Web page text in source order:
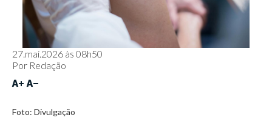
27.mai.2026 às 08h50
Por Redação
Foto: Divulgação